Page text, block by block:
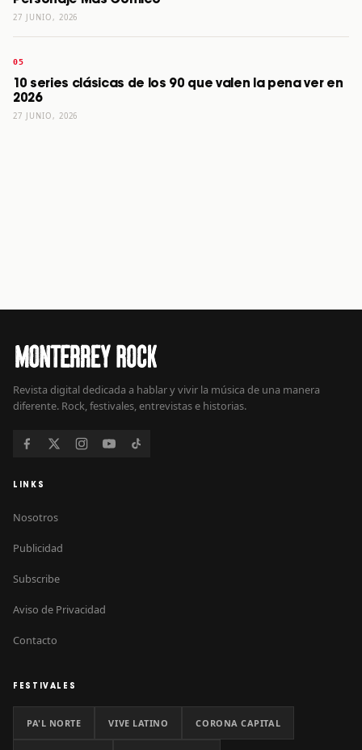
27 JUNIO, 2026
10 series clásicas de los 90 que valen la pena ver en
2026
27 JUNIO, 2026
Revista digital dedicada a hablar y vivir la música de una manera
diferente. Rock, festivales, entrevistas e historias.
LINKS
Nosotros
Publicidad
Subscribe
Aviso de Privacidad
Contacto
FESTIVALES
PA'L NORTE VIVE LATINO CORONA CAPITAL